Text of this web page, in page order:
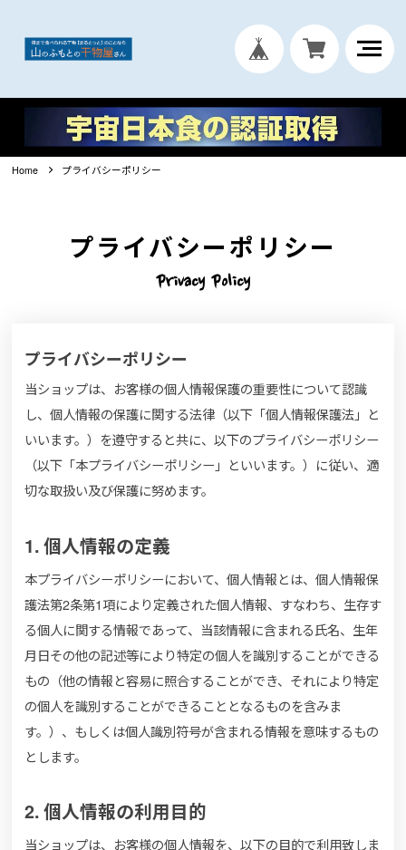
Home プライバシーポリシー
プライバシーポリシー
Privacy Policy
プライバシーポリシー
当ショップは、お客様の個人情報保護の重要性について認識
し、個人情報の保護に関する法律（以下「個人情報保護法」と
いいます。）を遵守すると共に、以下のプライバシーポリシー
（以下「本プライバシーポリシー」といいます。）に従い、適
切な取扱い及び保護に努めます。
1. 個人情報の定義
本プライバシーポリシーにおいて、個人情報とは、個人情報保
護法第2条第1項により定義された個人情報、すなわち、生存す
る個人に関する情報であって、当該情報に含まれる氏名、生年
月日その他の記述等により特定の個人を識別することができる
もの（他の情報と容易に照合することができ、それにより特定
の個人を識別することができることとなるものを含みま
す。）、もしくは個人識別符号が含まれる情報を意味するもの
とします。
2. 個人情報の利用目的
当ショップは、お客様の個人情報を、以下の目的で利用致しま